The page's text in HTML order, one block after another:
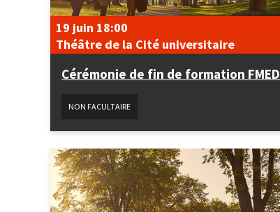
Cérémonie de fin de formation FMED
19 juin 18:00
Théâtre de la Cité universitaire
NON FACULTAIRE